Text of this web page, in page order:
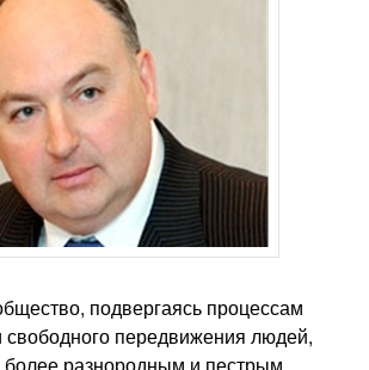
подвергаясь процессам
свободного передвижения людей,